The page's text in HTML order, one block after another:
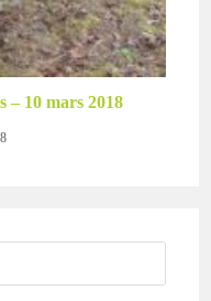
– 10 mars 2018